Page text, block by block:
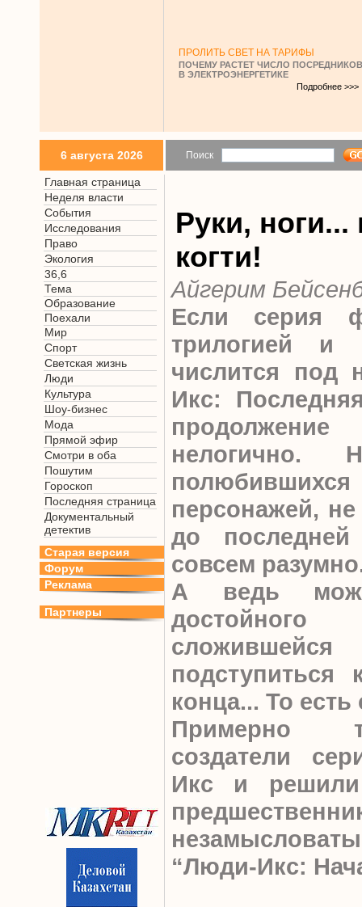
ПРОЛИТЬ СВЕТ НА ТАРИФЫ
ПОЧЕМУ РАСТЕТ ЧИСЛО ПОСРЕДНИКОВ
В ЭЛЕКТРОЭНЕРГЕТИКЕ
Подробнее >>>
6 августа 2026 Поиск
Главная страница
Неделя власти
События
Исследования
Право
Экология
36,6
Тема
Образование
Поехали
Мир
Спорт
Светская жизнь
Люди
Культура
Шоу-бизнес
Мода
Прямой эфир
Смотри в оба
Пошутим
Гороскоп
Последняя страница
Документальный
детектив
Старая версия
Форум
Реклама
Партнеры
Руки, ноги...
когти!
Айгерим
Если серия
трилогией и
числится под
Икс:
персонажей,
до
совсем
А ведь
подступиться
конца... То есть
Примерно
создатели
Икс и
“Люди-Икс: